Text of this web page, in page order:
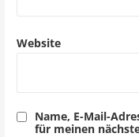
Website
Name, E-Mail-
für meinen